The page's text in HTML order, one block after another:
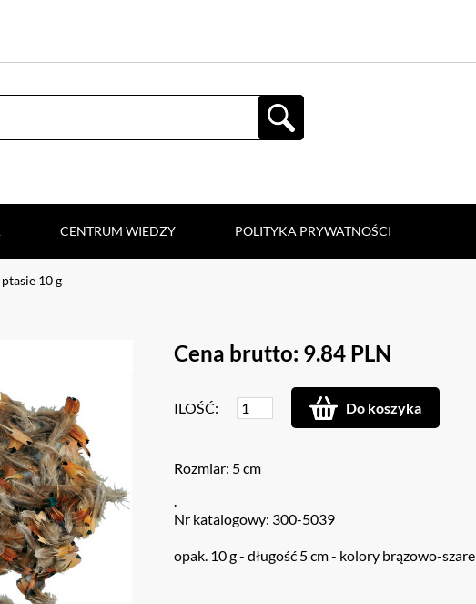
CENTRUM WIEDZY POLITYKA PRYWATNOŚCI
10 g
Cena brutto: 9.84 PLN
ILOŚĆ: Do koszyka
Rozmiar: 5 cm
.
Nr katalogowy: 300-5039
opak. 10 g - długość 5 cm - kolory brązowo-szare